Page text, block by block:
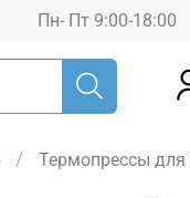
Пн- Пт 9:00-18:00
Термопрессы для